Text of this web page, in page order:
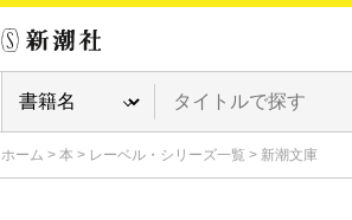
ホーム > 本 > レーベル・シリーズ一覧 > 新潮文庫